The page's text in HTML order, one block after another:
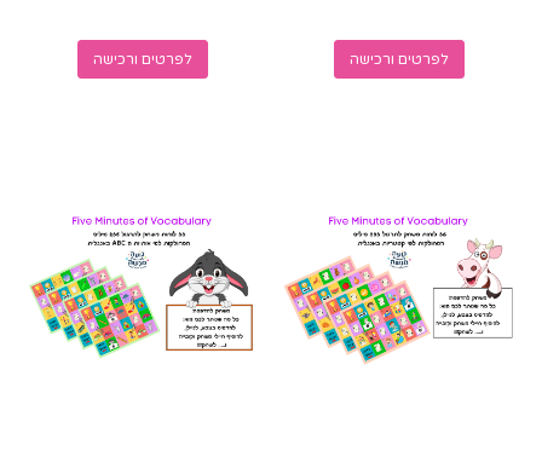
לפרטים ורכישה לפרטים ורכישה